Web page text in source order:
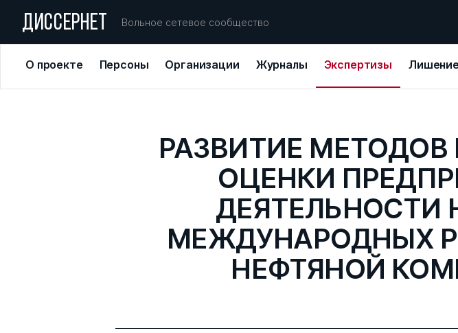
ДИССЕРНЕТ Вольное сетевое сообщество
О проекте Персоны Организации Журналы Экспертизы
РАЗВИТИЕ
ОЦЕНКИ
ДЕЯТЕЛЬНОСТИ
МЕЖДУНАРОДНЫХ
НЕФТЯНОЙ